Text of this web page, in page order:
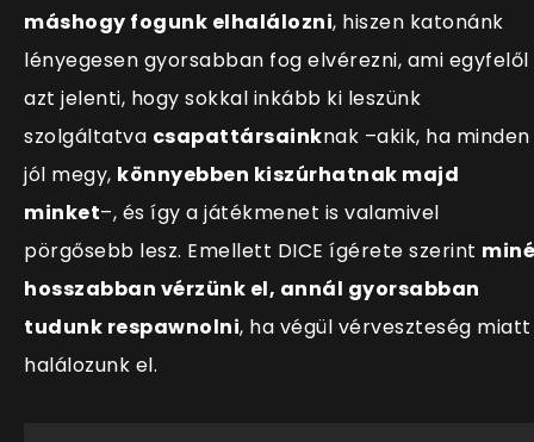
máshogy fogunk elhalálozni, hiszen katonánk
lényegesen gyorsabban fog elvérezni, ami egyfelől
azt jelenti, hogy sokkal inkább ki leszünk
szolgáltatva csapattársainknak –akik, ha minden
jól megy, könnyebben kiszúrhatnak majd
minket–, és így a játékmenet is valamivel
pörgősebb lesz. Emellett DICE ígérete szerint
hosszabban vérzünk el, annál gyorsabban
tudunk respawnolni, ha végül vérveszteség miatt
halálozunk el.